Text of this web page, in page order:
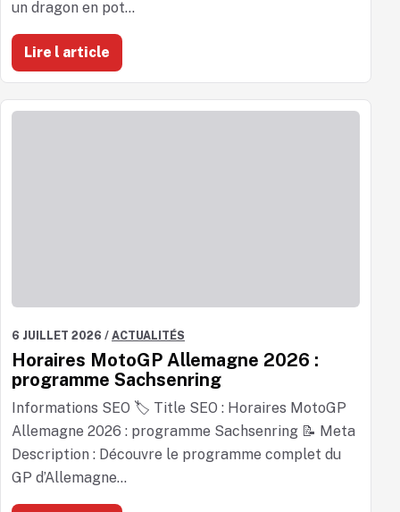
un dragon en pot...
Lire l article
6 JUILLET 2026 / ACTUALITÉS
Horaires MotoGP Allemagne 2026 :
programme Sachsenring
Informations SEO 🏷️ Title SEO : Horaires MotoGP
Allemagne 2026 : programme Sachsenring 📝 Meta
Description : Découvre le programme complet du
GP d’Allemagne...